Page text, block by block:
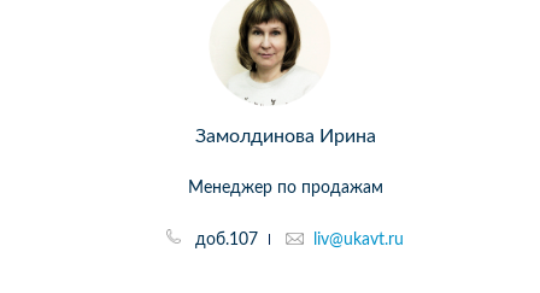
Замолдинова Ирина
Менеджер по продажам
доб.107 liv@ukavt.ru